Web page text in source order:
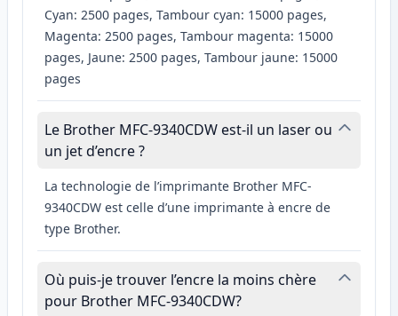
Cyan: 2500 pages, Tambour cyan: 15000 pages,
Magenta: 2500 pages, Tambour magenta: 15000
pages, Jaune: 2500 pages, Tambour jaune: 15000
pages
Le Brother MFC-9340CDW est-il un laser ou
un jet d’encre ?
La technologie de l’imprimante Brother MFC-
9340CDW est celle d’une imprimante à encre de
type Brother.
Où puis-je trouver l’encre la moins chère
pour Brother MFC-9340CDW?